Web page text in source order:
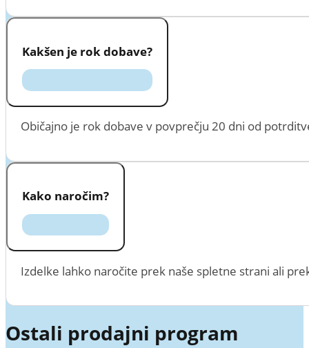
Kakšen je rok dobave?
Običajno je rok dobave v povprečju 20 dni od
Kako naročim?
Izdelke lahko naročite prek naše spletne strani ali
Ostali prodajni program